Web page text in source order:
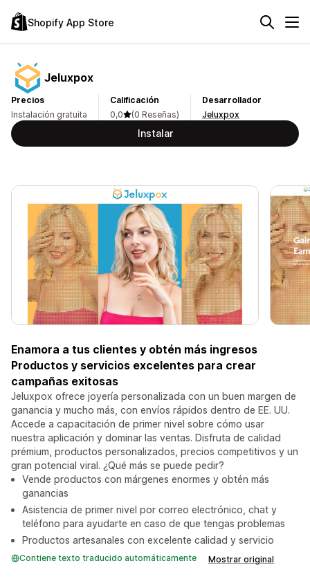
Shopify App Store
Jeluxpox
Precios
Instalación gratuita
Calificación
0,0
(0 Reseñas)
Desarrollador
Jeluxpox
Instalar
Enamora a tus clientes y obtén más ingresos
Productos y servicios excelentes para crear
campañas exitosas
Jeluxpox ofrece joyería personalizada con un buen margen de
ganancia y mucho más, con envíos rápidos dentro de EE. UU.
Accede a capacitación de primer nivel sobre cómo usar
nuestra aplicación y dominar las ventas. Disfruta de calidad
prémium, productos personalizados, precios competitivos y un
gran potencial viral. ¿Qué más se puede pedir?
Vende productos con márgenes enormes y obtén más
ganancias
Asistencia de primer nivel por correo electrónico, chat y
teléfono para ayudarte en caso de que tengas problemas
Productos artesanales con excelente calidad y servicio
Contiene texto traducido automáticamente Mostrar original